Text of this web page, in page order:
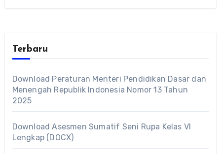
Terbaru
Download Peraturan Menteri Pendidikan Dasar dan
Menengah Republik Indonesia Nomor 13 Tahun
2025
Download Asesmen Sumatif Seni Rupa Kelas VI
Lengkap (DOCX)